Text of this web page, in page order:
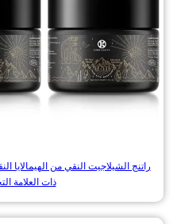
راتنج الشيلاجيت النقي من الهيمالايا
ذات العلامة